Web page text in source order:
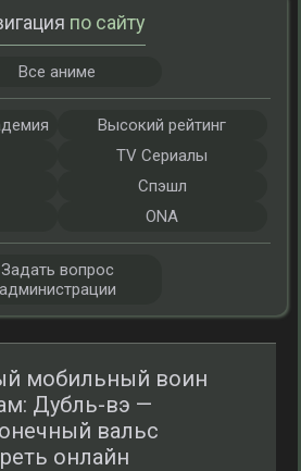
мобильный воин
Дубль-вэ —
вальс
онлайн
по сайту
Все аниме
Высокий рейтинг
TV Сериалы
Спэшл
ONA
Задать вопрос
администрации